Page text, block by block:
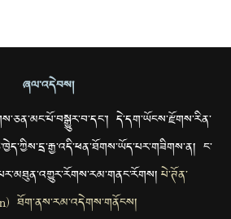
ཞལ་འདེབས།
དེ་དག་ཡོངས་རྫོགས་རིན་
ང་
པེ་ཊོན་
ཐོག་ནས་རམ་འདེགས་གནོངས།